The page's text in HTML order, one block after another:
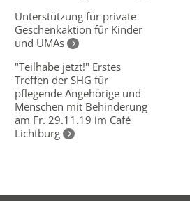
Unterstützung für private
Geschenkaktion für Kinder
und UMAs
"Teilhabe jetzt!" Erstes
Treffen der SHG für
pflegende Angehörige und
Menschen mit Behinderung
am Fr. 29.11.19 im Café
Lichtburg